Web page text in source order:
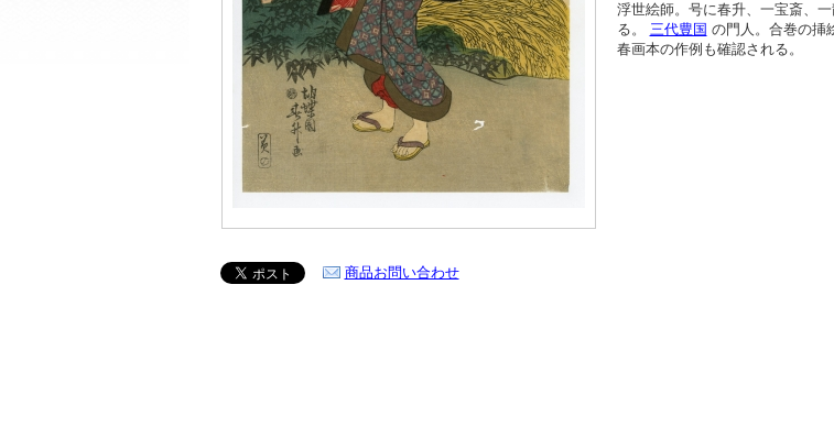
商品お問い合わせ
浮世絵師。号に春升、一宝斎、
る。 三代豊国 の門人。合巻の挿
春画本の作例も確認される。